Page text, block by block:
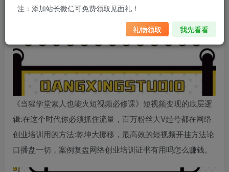
《当猩学堂素人也能火短视频必修课》短视频变现的底层逻
辑:在这个时代你必须抓住流量，百万粉丝大V起号都在网络
创业培训用的方法:乾坤大挪移，最高效的短视频开挂方法论
口播盘一切，案例复盘网络创业培训证书有用吗怎么赚钱。
注：添加站长微信可免费领取见面礼！
礼物领取 我先看看